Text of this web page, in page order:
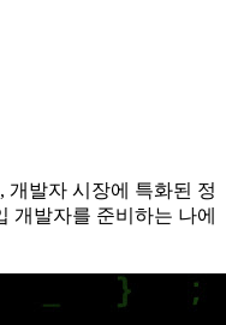
개발자 시장에 특화된 정
개발자를 준비하는 나에